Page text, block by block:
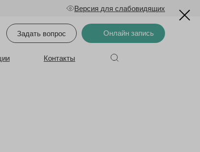
Версия для слабовидящих
Онлайн запись
Задать вопрос
Контакты